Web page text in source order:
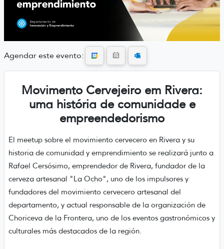
Agendar este evento:
Movimento Cervejeiro em Rivera:
uma história de comunidade e
empreendedorismo
El meetup sobre el movimiento cervecero en Rivera y su
historia de comunidad y emprendimiento se realizará junto a
Rafael Cersósimo, emprendedor de Rivera, fundador de la
cerveza artesanal "La Ocho", uno de los impulsores y
fundadores del movimiento cervecero artesanal del
departamento, y actual responsable de la organización de
Choriceva de la Frontera, uno de los eventos gastronómicos y
culturales más destacados de la región.